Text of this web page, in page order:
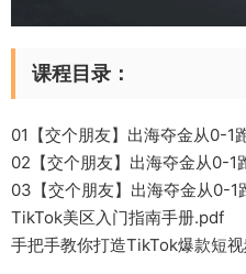
课程目录：
01【交个朋友】出海夺金从0-1
02【交个朋友】出海夺金从0-1
03【交个朋友】出海夺金从0-1
TikTok美区入门指南手册.pdf
手把手教你打造TikTok爆款短